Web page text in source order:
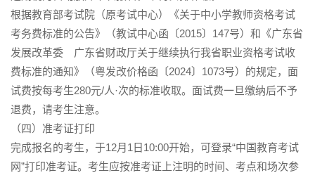
根据教育部考试院（原考试中心）《关于中小学教师资格考试
考务费标准的公告》（教试中心函〔2015〕147号）和《广东省
发展改革委 广东省财政厅关于继续执行我省职业资格考试收
费标准的通知》（粤发改价格函〔2024〕1073号）的规定，面
试费按每考生280元/人·次的标准收取。面试费一旦缴纳后不予
退费，请考生注意。
（四）准考证打印
完成报名的考生，于12月1日10:00开始，可登录“中国教育考试
网”打印准考证。考生应按准考证上注明的时间、考点和场次参